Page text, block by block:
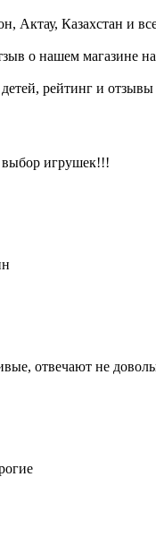
Актау, Казахстан и
о нашем магазине
рейтинг и
игрушек!!!
отвечают не